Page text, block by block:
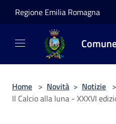
Regione Emilia Romagna
Home > Novità > Notizie >
Il Calcio alla luna - XXXVI